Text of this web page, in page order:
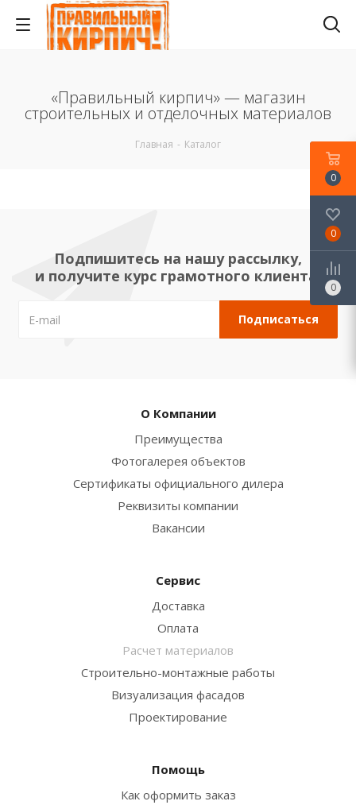
«Правильный кирпич» — магазин
строительных и отделочных материалов
Главная - Каталог
Подпишитесь на нашу рассылку,
и получите курс грамотного клиента!
О Компании
Преимущества
Фотогалерея объектов
Сертификаты официального дилера
Реквизиты компании
Вакансии
Сервис
Доставка
Оплата
Расчет материалов
Строительно-монтажные работы
Визуализация фасадов
Проектирование
Помощь
Как оформить заказ
0
0
0